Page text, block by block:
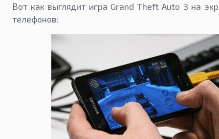
Вот как выглядит игра Grand Theft Auto 3 на
телефонов: